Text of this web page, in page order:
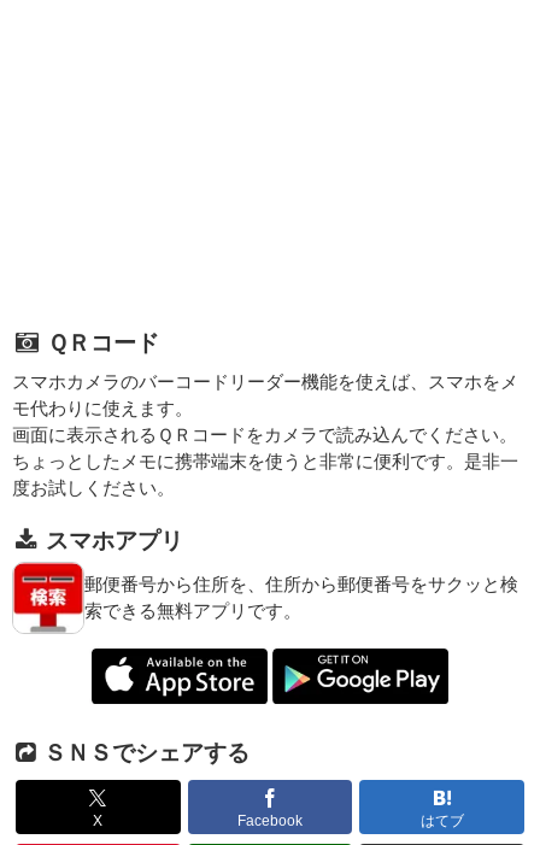
ＱＲコード
スマホカメラのバーコードリーダー機能を使えば、スマホをメ
モ代わりに使えます。
画面に表示されるＱＲコードをカメラで読み込んでください。
ちょっとしたメモに携帯端末を使うと非常に便利です。是非一
度お試しください。
スマホアプリ
郵便番号から住所を、住所から郵便番号をサクッと検
索できる無料アプリです。
ＳＮＳでシェアする
X Facebook はてブ